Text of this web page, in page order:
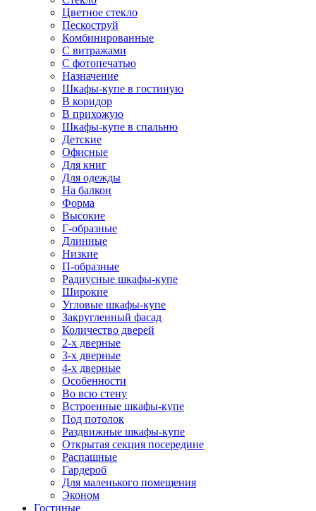
Цветное стекло
Пескоструй
Комбинированные
С витражами
С фотопечатью
Назначение
Шкафы-купе в гостиную
В коридор
В прихожую
Шкафы-купе в спальню
Детские
Офисные
Для книг
Для одежды
На балкон
Форма
Высокие
Г-образные
Длинные
Низкие
П-образные
Радиусные шкафы-купе
Широкие
Угловые шкафы-купе
Закругленный фасад
Количество дверей
2-х дверные
3-х дверные
4-х дверные
Особенности
Во всю стену
Встроенные шкафы-купе
Под потолок
Раздвижные шкафы-купе
Открытая секция посередине
Распашные
Гардероб
Для маленького помещения
Эконом
Гостиные